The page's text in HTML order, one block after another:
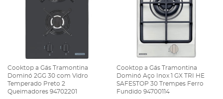
Cooktop a Gás Tramontina
Dominó 2GG 30 com Vidro
Temperado Preto 2
Queimadores 94702201
Cooktop a Gás Tramontina
Dominó Aço Inox 1 GX TRI HE
SAFESTOP 30 Trempes Ferro
Fundido 94700114